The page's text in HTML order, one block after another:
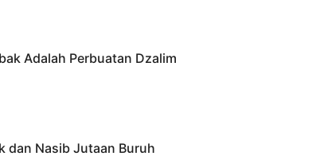
Adalah Perbuatan Dzalim
dan Nasib Jutaan Buruh